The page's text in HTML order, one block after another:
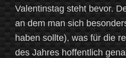
Valentinstag steht bevor.
an dem man sich
haben sollte), was für die
des Jahres hoffentlich